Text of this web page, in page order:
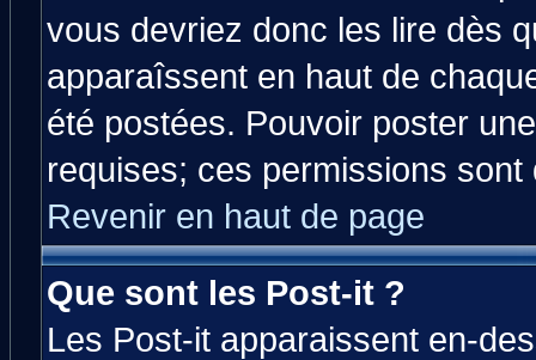
vous devriez donc les lire dès
apparaîssent en haut de
été postées. Pouvoir poster
requises; ces permissions
Revenir en haut de page
Que sont les Post-it ?
Les Post-it apparaissent en-